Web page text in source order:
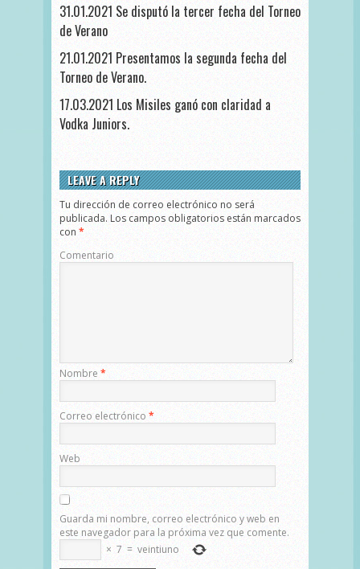
31.01.2021 Se disputó la tercer fecha del Torneo
de Verano
21.01.2021 Presentamos la segunda fecha del
Torneo de Verano.
17.03.2021 Los Misiles ganó con claridad a
Vodka Juniors.
LEAVE A REPLY
Tu dirección de correo electrónico no será
publicada. Los campos obligatorios están marcados
con *
Comentario
Nombre *
Correo electrónico *
Web
Guarda mi nombre, correo electrónico y web en
este navegador para la próxima vez que comente.
× 7 = veintiuno